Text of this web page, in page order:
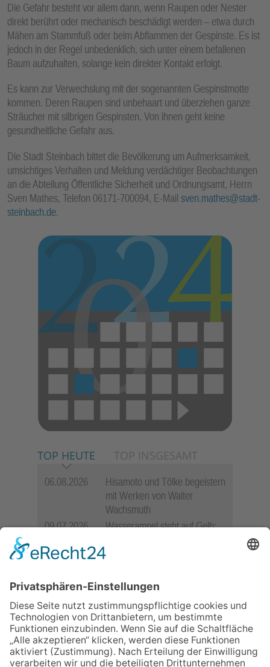
Die Gefahr besteht vor allem dann, wenn Raupen oder Nester
direkt berührt oder mechanisch beschädigt werden – etwa durch
Mähen am Stammfuß oder beim Abflammen der Gespinste. Es ist
jedoch in der Regel unbedenklich, sich unter einem befallenen
Baum aufzuhalten, solange kein direkter Kontakt erfolgt.
Es kann zur Verwechslung mit der sogenannten Gespinstmotte
kommen. Deren Raupen sind unbehaart und überziehen ganze
Sträucher mit silbrigen Gespinsten. Von ihnen geht keine
gesundheitliche Gefahr aus.
Die Stadt Steinbach bittet die Bevölkerung um Aufmerksamkeit,
umsichtiges Verhalten und Meldung verdächtiger Beobachtungen
an die Abteilung Öffentliche Sicherheit und Ordnungsamt, Herrn
Sven Mathes, Telefon 06171-700094, E-Mail sven.mathes@stadt-
steinbach.de.
TOP HEUTE TOP INSGESAMT
06.08.2026
Hisamoto und Tölke begeistern
mit Werken von Walter
Wachsmuth
09.07.2026
Wasserampel steht auf Gelb:
auf
Himmel: Vom Geschenk zum
Karriere
10.05.2026
Hauptamtlicher CDU-Stadtrat
für Friedrichsdorf?
11.05.2026
FREIE WÄHLER Bad